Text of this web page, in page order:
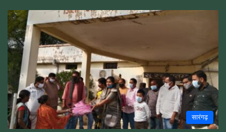
सारंगढ़